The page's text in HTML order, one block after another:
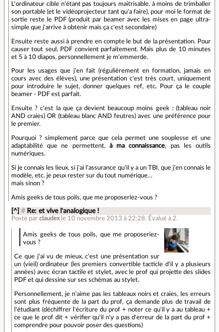
L'ordinateur cible n'étant pas toujours maitrisable, à moins de trimballer
son portable (et le vidéoprojecteur tant qu'a faire), pour moi le format de
sortie reste le PDF (produit par beamer avec les mises en page ultra-
simple que j'arrive à obtenir mais ça c'est secondaire)
Ensuite reste aussi à prendre en compte le but de la présentation. Pour
causer tout seul, PDF convient parfaitement. Mais plus de 10 minutes
et 5 à 10 diapos, personnellement je m'emmerde.
Pour les usages que j'en fait (régulièrement en formation, jamais en
cours avec des élèves), une présentation c'est très court, uniquement
pour introduire le sujet, donner quelques ref, etc. Pour ça le couple
beamer - PDF est parfait.
Ensuite ? c'est la que ça devient beaucoup moins geek : (tableau noir
AND craies) OR (tableau blanc AND feutres) avec une préférence pour
le premier.
Pourquoi ? simplement parce que cela permet une souplesse et une
adaptabilité que ne permettent, à ma connaissance, pas les outils
numériques.
Si je connais les lieux, si j'ai l'assurance qu'il y a un TBI, que j'en connais le
modèle, etc. je peux rester sur du tout numérique…
mais sinon ?
Amis geeks de tous poils, que me proposeriez-vous ?
[^] # Re: et vive l'analogique !
Posté parclaudex le 10 novembre 2013 à 22:28. Évalué à2.
Amis geeks de tous poils, que me proposeriez-
vous ?
Ce que j'ai vu de mieux, c'est une présentation sur
un (vieil) ordinateur (les premiers convertible tacticle d'il y a plusieurs
années) avec écran tactile et stylet, avec le prof qui projette des slides
PDF et qui dessine sur ses schémas au stylet.
Personnellement, je n'aime pas les tableaux noirs et craies, les erreurs
sont plus fréquente de la part du prof, ça demande plus de travail de
l'étudiant (déchiffrer l'écriture du prof + noter ce qu'il y a au tableau +
ce que le prof dit + vérifier qu'il n'y a pas d'erreur de la part du prof +
comprendre pour pouvoir poser des questions)